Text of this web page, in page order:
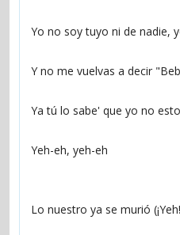
Yo no soy tuyo ni de nadie,
Y no me vuelvas a decir
Ya tú lo sabe' que yo no
Yeh-eh, yeh-eh
Lo nuestro ya se murió